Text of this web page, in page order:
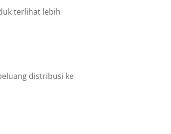
terlihat lebih
distribusi ke